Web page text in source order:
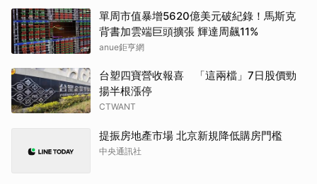
單周市值暴增5620億美元破紀錄！馬斯克
背書加雲端巨頭擴張 輝達周飆11%
anue鉅亨網
台塑四寶營收報喜 「這兩檔」7日股價勁
揚半根漲停
CTWANT
提振房地產市場 北京新規降低購房門檻
中央通訊社